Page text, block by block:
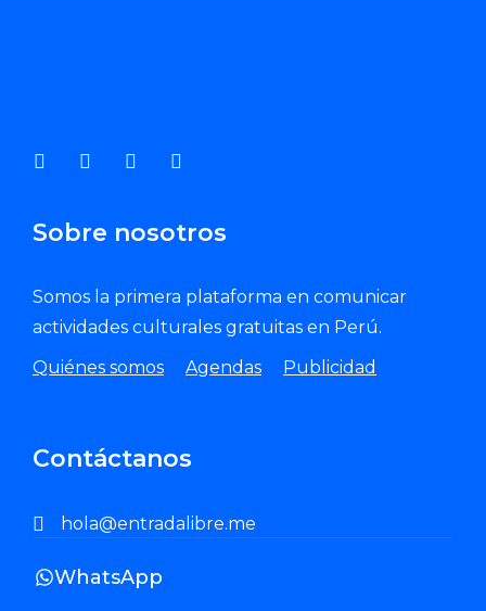
Sobre nosotros
Somos la primera plataforma en comunicar
actividades culturales gratuitas en Perú.
Quiénes somos
Agendas Publicidad
Contáctanos
hola@entradalibre.me
WhatsApp